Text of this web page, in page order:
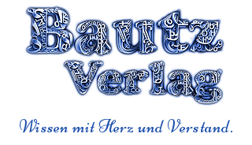
Wissen mit Herz und Verstand.